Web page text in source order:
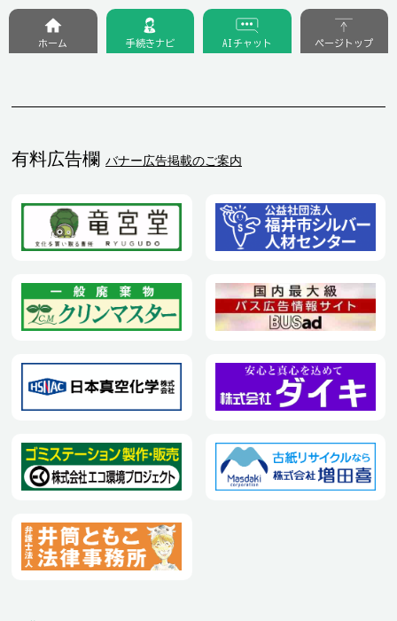
有料広告欄 バナー広告掲載のご案内
ホーム 手続きナビ AIチャット ページトップ